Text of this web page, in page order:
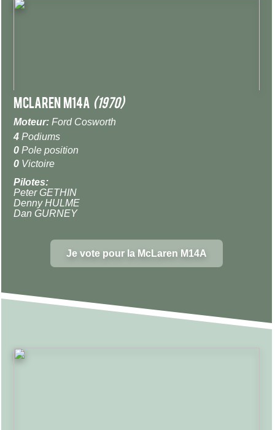
McLaren M14A (1970)
Moteur: Ford Cosworth
4 Podiums
0 Pole position
0 Victoire
Pilotes:
Peter GETHIN
Denny HULME
Dan GURNEY
Je vote pour la McLaren M14A